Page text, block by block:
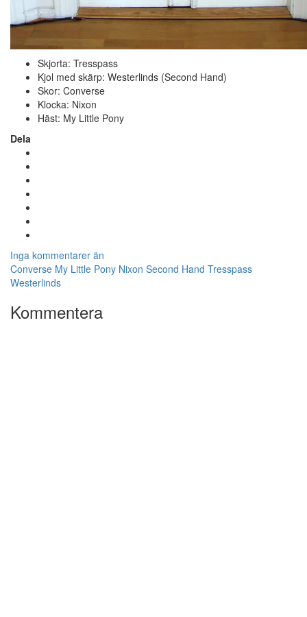
Skjorta: Tresspass
Kjol med skärp: Westerlinds (Second Hand)
Skor: Converse
Klocka: Nixon
Häst: My Little Pony
Dela
Inga kommentarer än
Converse My Little Pony Nixon Second Hand Tresspass
Westerlinds
Kommentera